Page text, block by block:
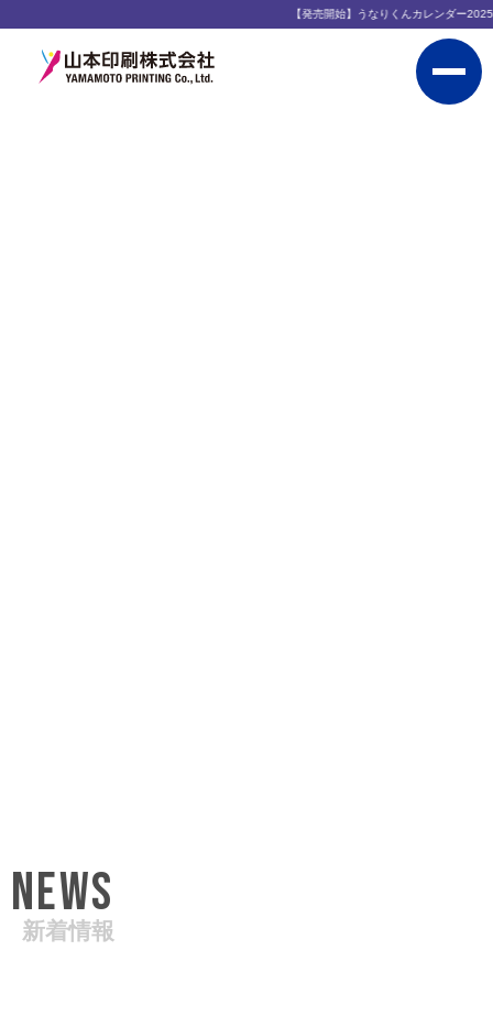
【発売開始】うなりくんカレンダー2025
NEWS
新着情報